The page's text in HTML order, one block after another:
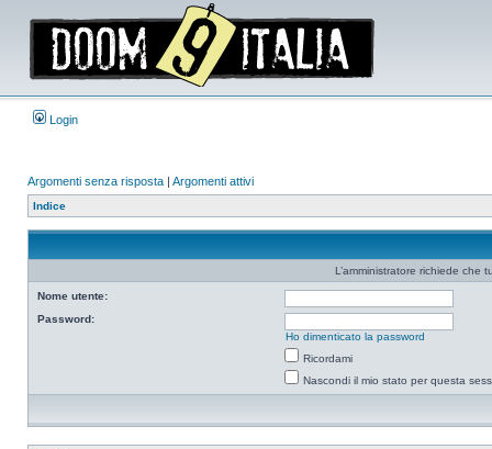
Login
Argomenti senza risposta | Argomenti attivi
Indice
L’amministratore richiede che
Nome utente:
Password:
Ho dimenticato la password
Ricordami
Nascondi il mio stato per questa